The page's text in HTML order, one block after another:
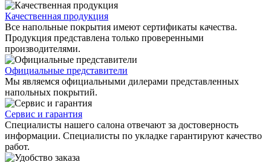
Качественная продукция
Все напольные покрытия имеют сертификаты качества.
Продукция представлена только проверенными
производителями.
Официальные представители
Мы являемся официальными дилерами представленных
напольных покрытий.
Сервис и гарантия
Специалисты нашего салона отвечают за достоверность
информации. Специалисты по укладке гарантируют качество
работ.